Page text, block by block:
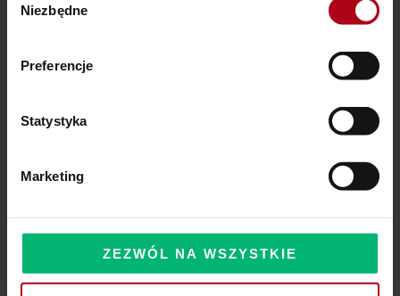
zgody
Niezbędne
Preferencje
Statystyka
Marketing
ZEZWÓL NA WSZYSTKIE
Czy Masz W Portfelu Pożeracza Pieniędzy?
Powinieneś o tym wiedzieć – zbliża się wielka zmiana!